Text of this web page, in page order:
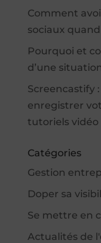
Comment
sociaux
Pourquoi et
d’une
Screencastify
enregistrer
tutoriels vidéo
Catégories
Gestion
Doper sa
Se mettre en
Actualités de